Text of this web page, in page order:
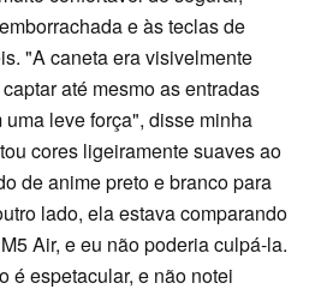
e às teclas de
"A caneta era visivelmente
até mesmo as entradas
leve força", disse minha
cores ligeiramente suaves ao
de anime preto e branco para
lado, ela estava comparando
Air, e eu não poderia culpá-la.
é espetacular, e não notei